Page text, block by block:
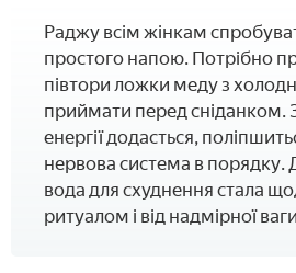
Раджу всім жінкам
простого напою. Потрібно
півтори ложки меду з
приймати перед сніданком.
енергії додасться,
нервова система в
вода для схуднення стала
ритуалом і від надмірної